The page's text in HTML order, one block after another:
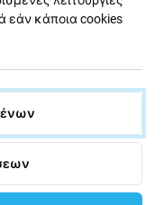
κατασκευασμένη
εάν κάποια cookies